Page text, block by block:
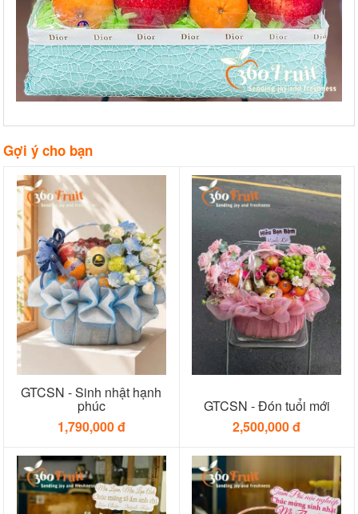
Gợi ý cho bạn
GTCSN - Sinh nhật hạnh
phúc
1,790,000 đ
GTCSN - Đón tuổi mới
2,500,000 đ